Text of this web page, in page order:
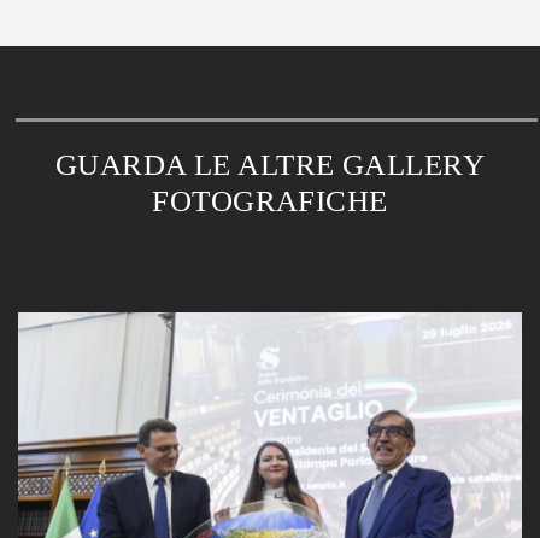
GUARDA LE ALTRE GALLERY
FOTOGRAFICHE